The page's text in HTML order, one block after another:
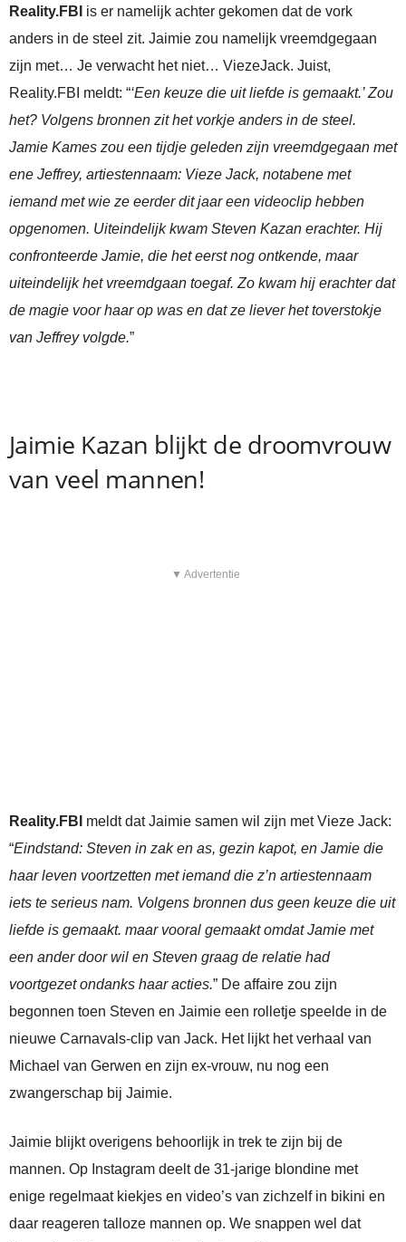
Reality.FBI is er namelijk achter gekomen dat de vork
anders in de steel zit. Jaimie zou namelijk vreemdgegaan
zijn met… Je verwacht het niet… ViezeJack. Juist,
Reality.FBI meldt: “‘Een keuze die uit liefde is gemaakt.’ Zou
het? Volgens bronnen zit het vorkje anders in de steel.
Jamie Kames zou een tijdje geleden zijn vreemdgegaan met
ene Jeffrey, artiestennaam: Vieze Jack, notabene met
iemand met wie ze eerder dit jaar een videoclip hebben
opgenomen. Uiteindelijk kwam Steven Kazan erachter. Hij
confronteerde Jamie, die het eerst nog ontkende, maar
uiteindelijk het vreemdgaan toegaf. Zo kwam hij erachter dat
de magie voor haar op was en dat ze liever het toverstokje
van Jeffrey volgde.”
Jaimie Kazan blijkt de droomvrouw
van veel mannen!
▼ Advertentie
Reality.FBI meldt dat Jaimie samen wil zijn met Vieze Jack:
“Eindstand: Steven in zak en as, gezin kapot, en Jamie die
haar leven voortzetten met iemand die z’n artiestennaam
iets te serieus nam. Volgens bronnen dus geen keuze die uit
liefde is gemaakt. maar vooral gemaakt omdat Jamie met
een ander door wil en Steven graag de relatie had
voortgezet ondanks haar acties.” De affaire zou zijn
begonnen toen Steven en Jaimie een rolletje speelde in de
nieuwe Carnavals-clip van Jack. Het lijkt het verhaal van
Michael van Gerwen en zijn ex-vrouw, nu nog een
zwangerschap bij Jaimie.
Jaimie blijkt overigens behoorlijk in trek te zijn bij de
mannen. Op Instagram deelt de 31-jarige blondine met
enige regelmaat kiekjes en video’s van zichzelf in bikini en
daar reageren talloze mannen op. We snappen wel dat